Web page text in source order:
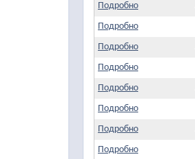
Подробно
Подробно
Подробно
Подробно
Подробно
Подробно
Подробно
Подробно